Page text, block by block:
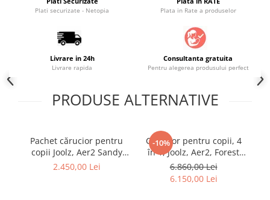
Plati securizate - Netopia Plata in Rate a produselor
Livrare in 24h
Livrare rapida
Consultanta gratuita
Pentru alegerea produsului perfect
PRODUSE ALTERNATIVE
Pachet cărucior pentru
copii Joolz, Aer2 Sandy
Taupe
2.450,00 Lei
-10%
Cărucior pentru copii, 4
în 1, Joolz, Aer2, Forest
green cu landou si scoica
Britax Babysafe
6.860,00 Lei
6.150,00 Lei